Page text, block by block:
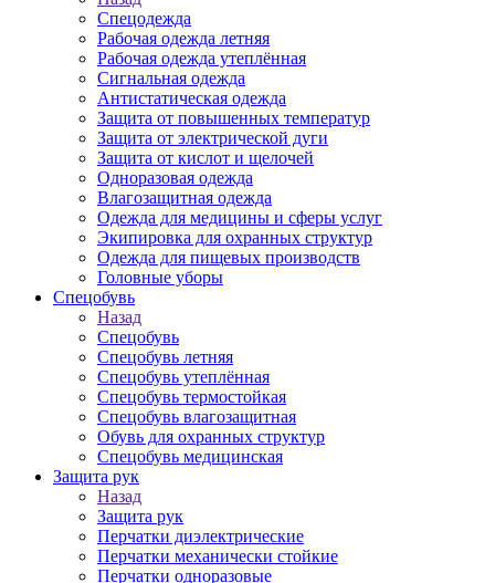
Спецодежда
Рабочая одежда летняя
Рабочая одежда утеплённая
Сигнальная одежда
Антистатическая одежда
Защита от повышенных температур
Защита от электрической дуги
Защита от кислот и щелочей
Одноразовая одежда
Влагозащитная одежда
Одежда для медицины и сферы услуг
Экипировка для охранных структур
Одежда для пищевых производств
Головные уборы
Спецобувь
Назад
Спецобувь
Спецобувь летняя
Спецобувь утеплённая
Спецобувь термостойкая
Спецобувь влагозащитная
Обувь для охранных структур
Спецобувь медицинская
Защита рук
Назад
Защита рук
Перчатки диэлектрические
Перчатки механически стойкие
Перчатки одноразовые